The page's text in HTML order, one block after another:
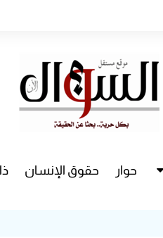
حوار حقوق الإنسان